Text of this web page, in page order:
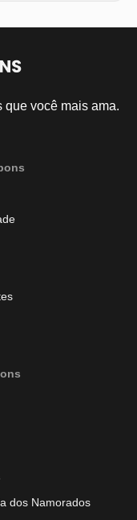
você mais ama.
dos Namorados